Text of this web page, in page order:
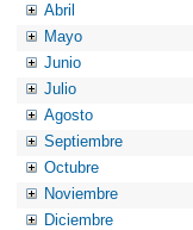
Abril
Mayo
Junio
Julio
Agosto
Septiembre
Octubre
Noviembre
Diciembre